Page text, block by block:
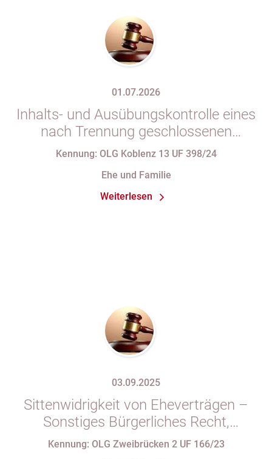
01.07.2026
Inhalts- und Ausübungskontrolle eines
nach Trennung geschlossenen
Ehevertrages
Kennung: OLG Koblenz 13 UF 398/24
Ehe und Familie
Weiterlesen
03.09.2025
Sittenwidrigkeit von Eheverträgen –
Sonstiges Bürgerliches Recht,
Familienrecht
Kennung: OLG Zweibrücken 2 UF 166/23